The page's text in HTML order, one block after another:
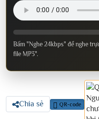
Bấm "Nghe 24kbps" để nghe
file MP3".
Chia sẻ QR-code